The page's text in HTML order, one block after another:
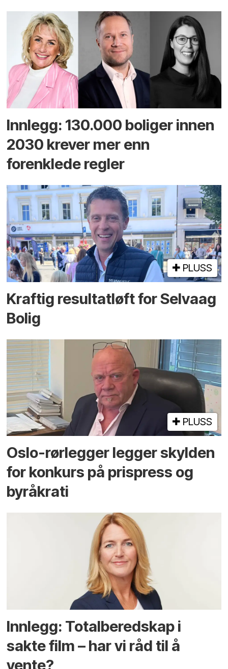
Innlegg: 130.000 boliger innen
2030 krever mer enn
forenklede regler
PLUSS
Kraftig resultatløft for Selvaag
Bolig
PLUSS
Oslo-rørlegger legger skylden
for konkurs på prispress og
byråkrati
Innlegg: Totalberedskap i
sakte film – har vi råd til å
vente?